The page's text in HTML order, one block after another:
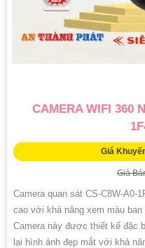
CAMERA WIFI 360
Giá
Giá
Camera quan sát CS-C8W-A0-
cao với khả năng xem màu ban
Camera này được thiết kế đặc
lại hình ảnh đẹp mắt với khả